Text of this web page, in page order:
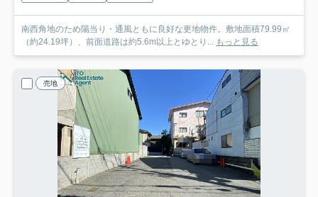
南西角地のため陽当り・通風ともに良好な更地物件。敷地面積79.99㎡
（約24.19坪）、前面道路は約5.6m以上とゆとり... もっと見る
売地